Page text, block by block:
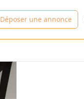
Déposer une annonce